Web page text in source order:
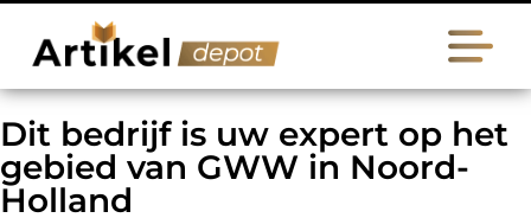
Dit bedrijf is uw expert op het
gebied van GWW in Noord-
Holland